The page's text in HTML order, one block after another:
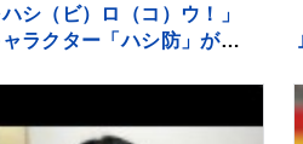
ハシ（ビ）ロ（コ）ウ！」
ラクター「ハシ防」が上野